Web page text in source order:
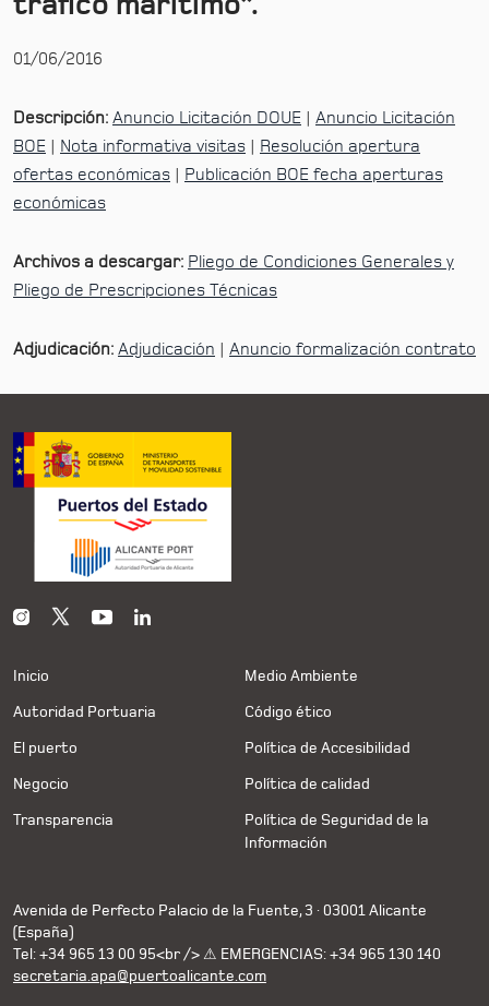
01/06/2016
Descripción: Anuncio Licitación DOUE
Anuncio Licitación
BOE
Nota informativa visitas
Resolución apertura
ofertas económicas
Publicación BOE fecha aperturas
económicas
Archivos a descargar: Pliego de Condiciones Generales y
Pliego de Prescripciones Técnicas
Adjudicación: Adjudicación Anuncio formalización contrato
Inicio
Autoridad Portuaria
El puerto
Negocio
Transparencia
Medio Ambiente
Código ético
Política de Accesibilidad
Política de calidad
Política de Seguridad de la
Información
Avenida de Perfecto Palacio de la Fuente, 3 · 03001 Alicante
(España)
Tel: +34 965 13 00 95<br /> ⚠ EMERGENCIAS: +34 965 130 140
secretaria.apa@puertoalicante.com